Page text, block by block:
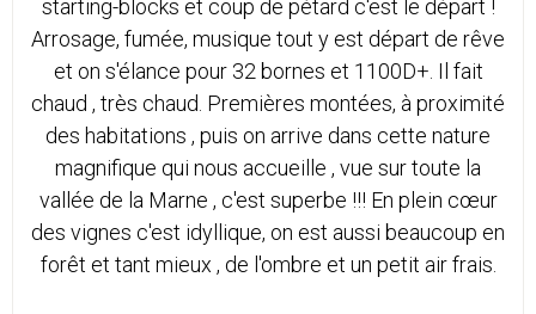
starting-blocks et coup de pétard c'est le départ !
Arrosage, fumée, musique tout y est départ de rêve
et on s'élance pour 32 bornes et 1100D+. Il fait
chaud , très chaud. Premières montées, à proximité
des habitations , puis on arrive dans cette nature
magnifique qui nous accueille , vue sur toute la
vallée de la Marne , c'est superbe !!! En plein cœur
des vignes c'est idyllique, on est aussi beaucoup en
forêt et tant mieux , de l'ombre et un petit air frais.